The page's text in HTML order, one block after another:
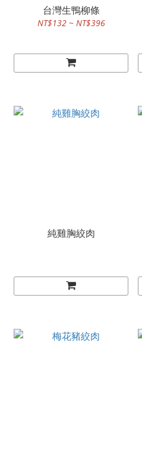
台灣生鴨柳條
NT$132 ~ NT$396
純雞胸絞肉